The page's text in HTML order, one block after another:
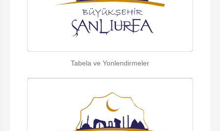
Tabela ve Yonlendirmeler